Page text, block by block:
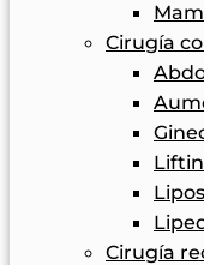
Cirugía
Cirugía